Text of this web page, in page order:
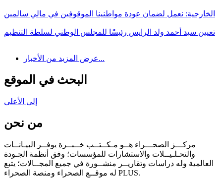
الخارجية: نعمل لضمان عودة مواطنينا الموقوفين في مالي سالمين
تعيين سيد أحمد ولد الرايس رئيسًا للمجلس الوطني لسلطة التنظيم
عرض المزيد من الأخبار...
البحث في الموقع
إلى الأعلى
من نحن
مركـــز الصحـــراء هــو مـكــتــب خــبــرة يوفــر البيـانــات
والتحـلـيــلات والاستشارات للمؤسسات؛ وفق أنظمة الجـودة
العالمية وله دراسات وتقاريــر منشــورة في جميع المجــالات؛ يتبع
له موقــع الصحراء ومنصة الصحراء PLUS.